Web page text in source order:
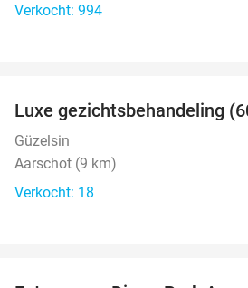
Verkocht: 994
Luxe gezichtsbehandeling
Güzelsin
Aarschot (9 km)
Verkocht: 18